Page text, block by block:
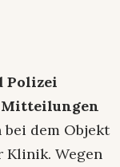
Polizei
Mitteilungen
bei dem Objekt
Klinik. Wegen